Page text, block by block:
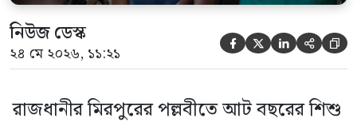
নিউজ ডেস্ক
২৪ মে ২০২৬, ১১:২১     
রাজধানীর মিরপুরের পল্লবীতে আট বছরের শিশু